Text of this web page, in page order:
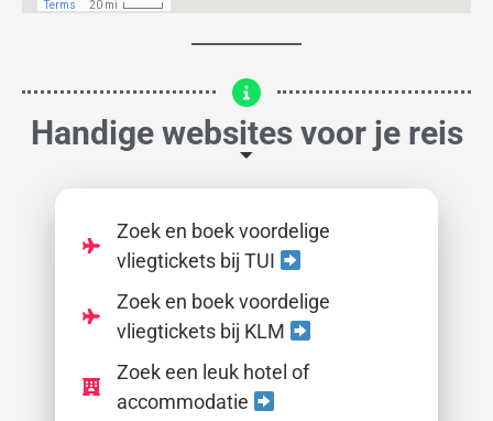
Handige websites voor je reis
Zoek en boek voordelige
vliegtickets bij TUI
Zoek en boek voordelige
vliegtickets bij KLM
Zoek een leuk hotel of
accommodatie